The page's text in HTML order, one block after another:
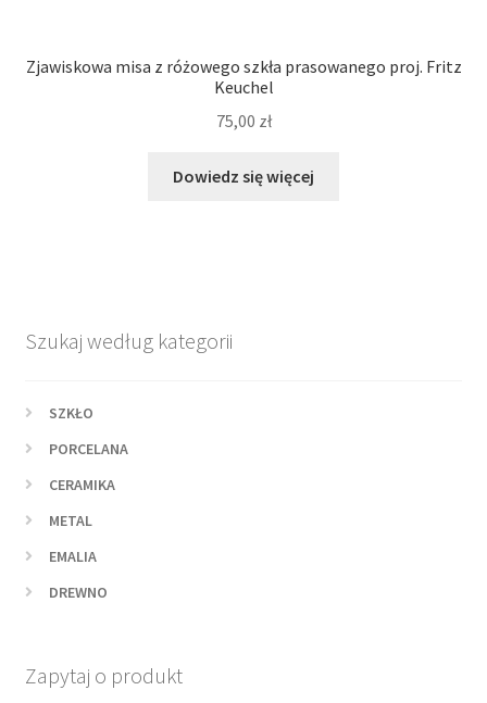
Zjawiskowa misa z różowego szkła prasowanego proj. Fritz
Keuchel
75,00 zł
Dowiedz się więcej
Szukaj według kategorii
SZKŁO
PORCELANA
CERAMIKA
METAL
EMALIA
DREWNO
Zapytaj o produkt